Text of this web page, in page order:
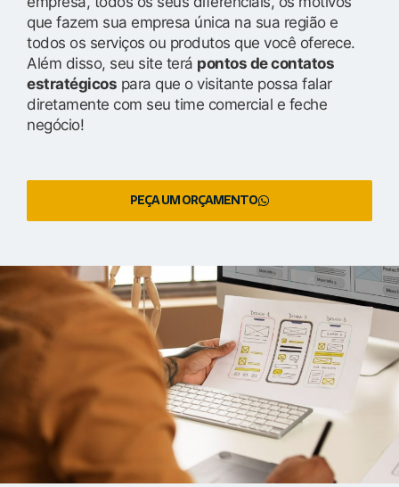
que fazem sua empresa única na sua região e
todos os serviços ou produtos que você oferece.
Além disso, seu site terá pontos de contatos
estratégicos para que o visitante possa falar
diretamente com seu time comercial e feche
negócio!
PEÇA UM ORÇAMENTO